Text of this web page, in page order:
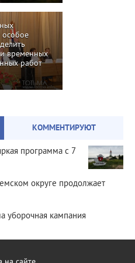
особое
временных
работ
КОММЕНТИРУЮТ
программа с 7
округе продолжает
уборочная кампания